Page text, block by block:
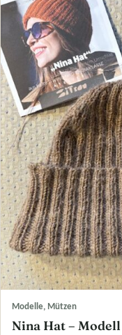
Modelle, Mützen
Nina Hat –